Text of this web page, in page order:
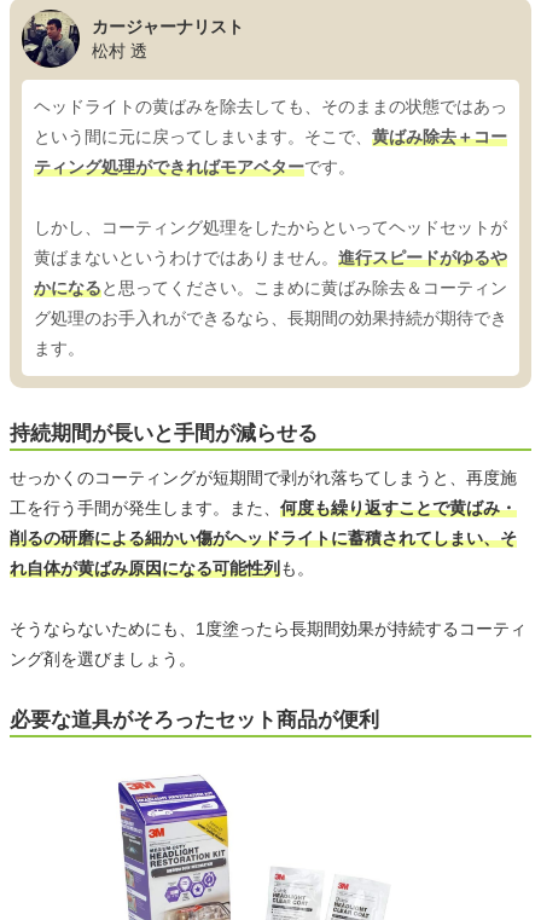
カージャーナリスト
松村 透
ヘッドライトの黄ばみを除去しても、そのままの状態ではあっ
という間に元に戻ってしまいます。そこで、 黄ばみ除去＋コー
ティング処理ができればモアベターです。
しかし、コーティング処理をしたからといってヘッドセットが
黄ばまないというわけではありません。 進行スピードがゆるや
かになると思ってください。こまめに黄ばみ除去＆コーティン
グ処理のお手入れができるなら、長期間の効果持続が期待でき
ます。
持続期間が長いと手間が減らせる
せっかくのコーティングが短期間で剥がれ落ちてしまうと、再度施
工を行う手間が発生します。また、 何度も繰り返すことで黄ばみ・
削るの研磨による細かい傷がヘッドライトに蓄積されてしまい、そ
れ自体が黄ばみ原因になる可能性列も。
そうならないためにも、1度塗ったら長期間効果が持続するコーティ
ング剤を選びましょう。
必要な道具がそろったセット商品が便利